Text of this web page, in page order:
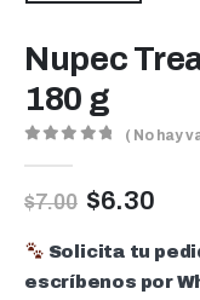
Nupec
180 g
( No hay
$7.00 $6.30
Solicita tu
escríbenos por